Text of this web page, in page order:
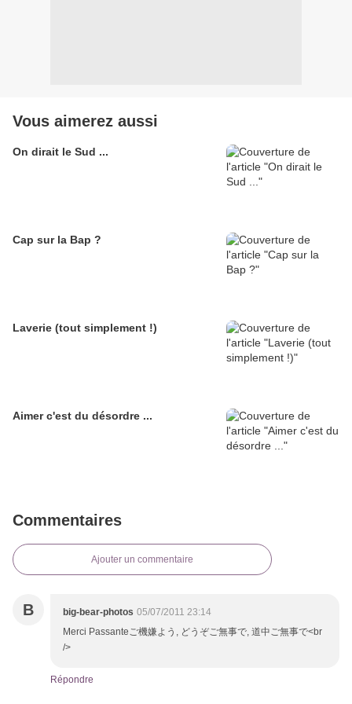
Vous aimerez aussi
On dirait le Sud ...
Cap sur la Bap ?
Laverie (tout simplement !)
Aimer c'est du désordre ...
Commentaires
Ajouter un commentaire
B big-bear-photos 05/07/2011 23:14
Merci Passanteご機嫌よう, どうぞご無事で, 道中ご無事で<br
/>
Répondre